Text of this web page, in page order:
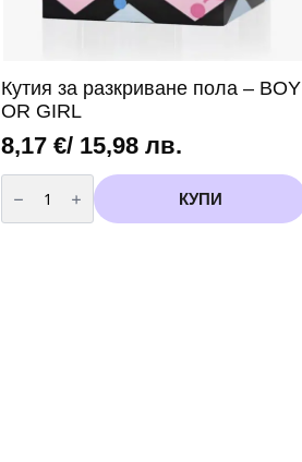
Кутия зa разкриване пола – BOY
OR GIRL
8,17€/ 15,98 лв.
количество
за
Кутия
зa
КУПИ